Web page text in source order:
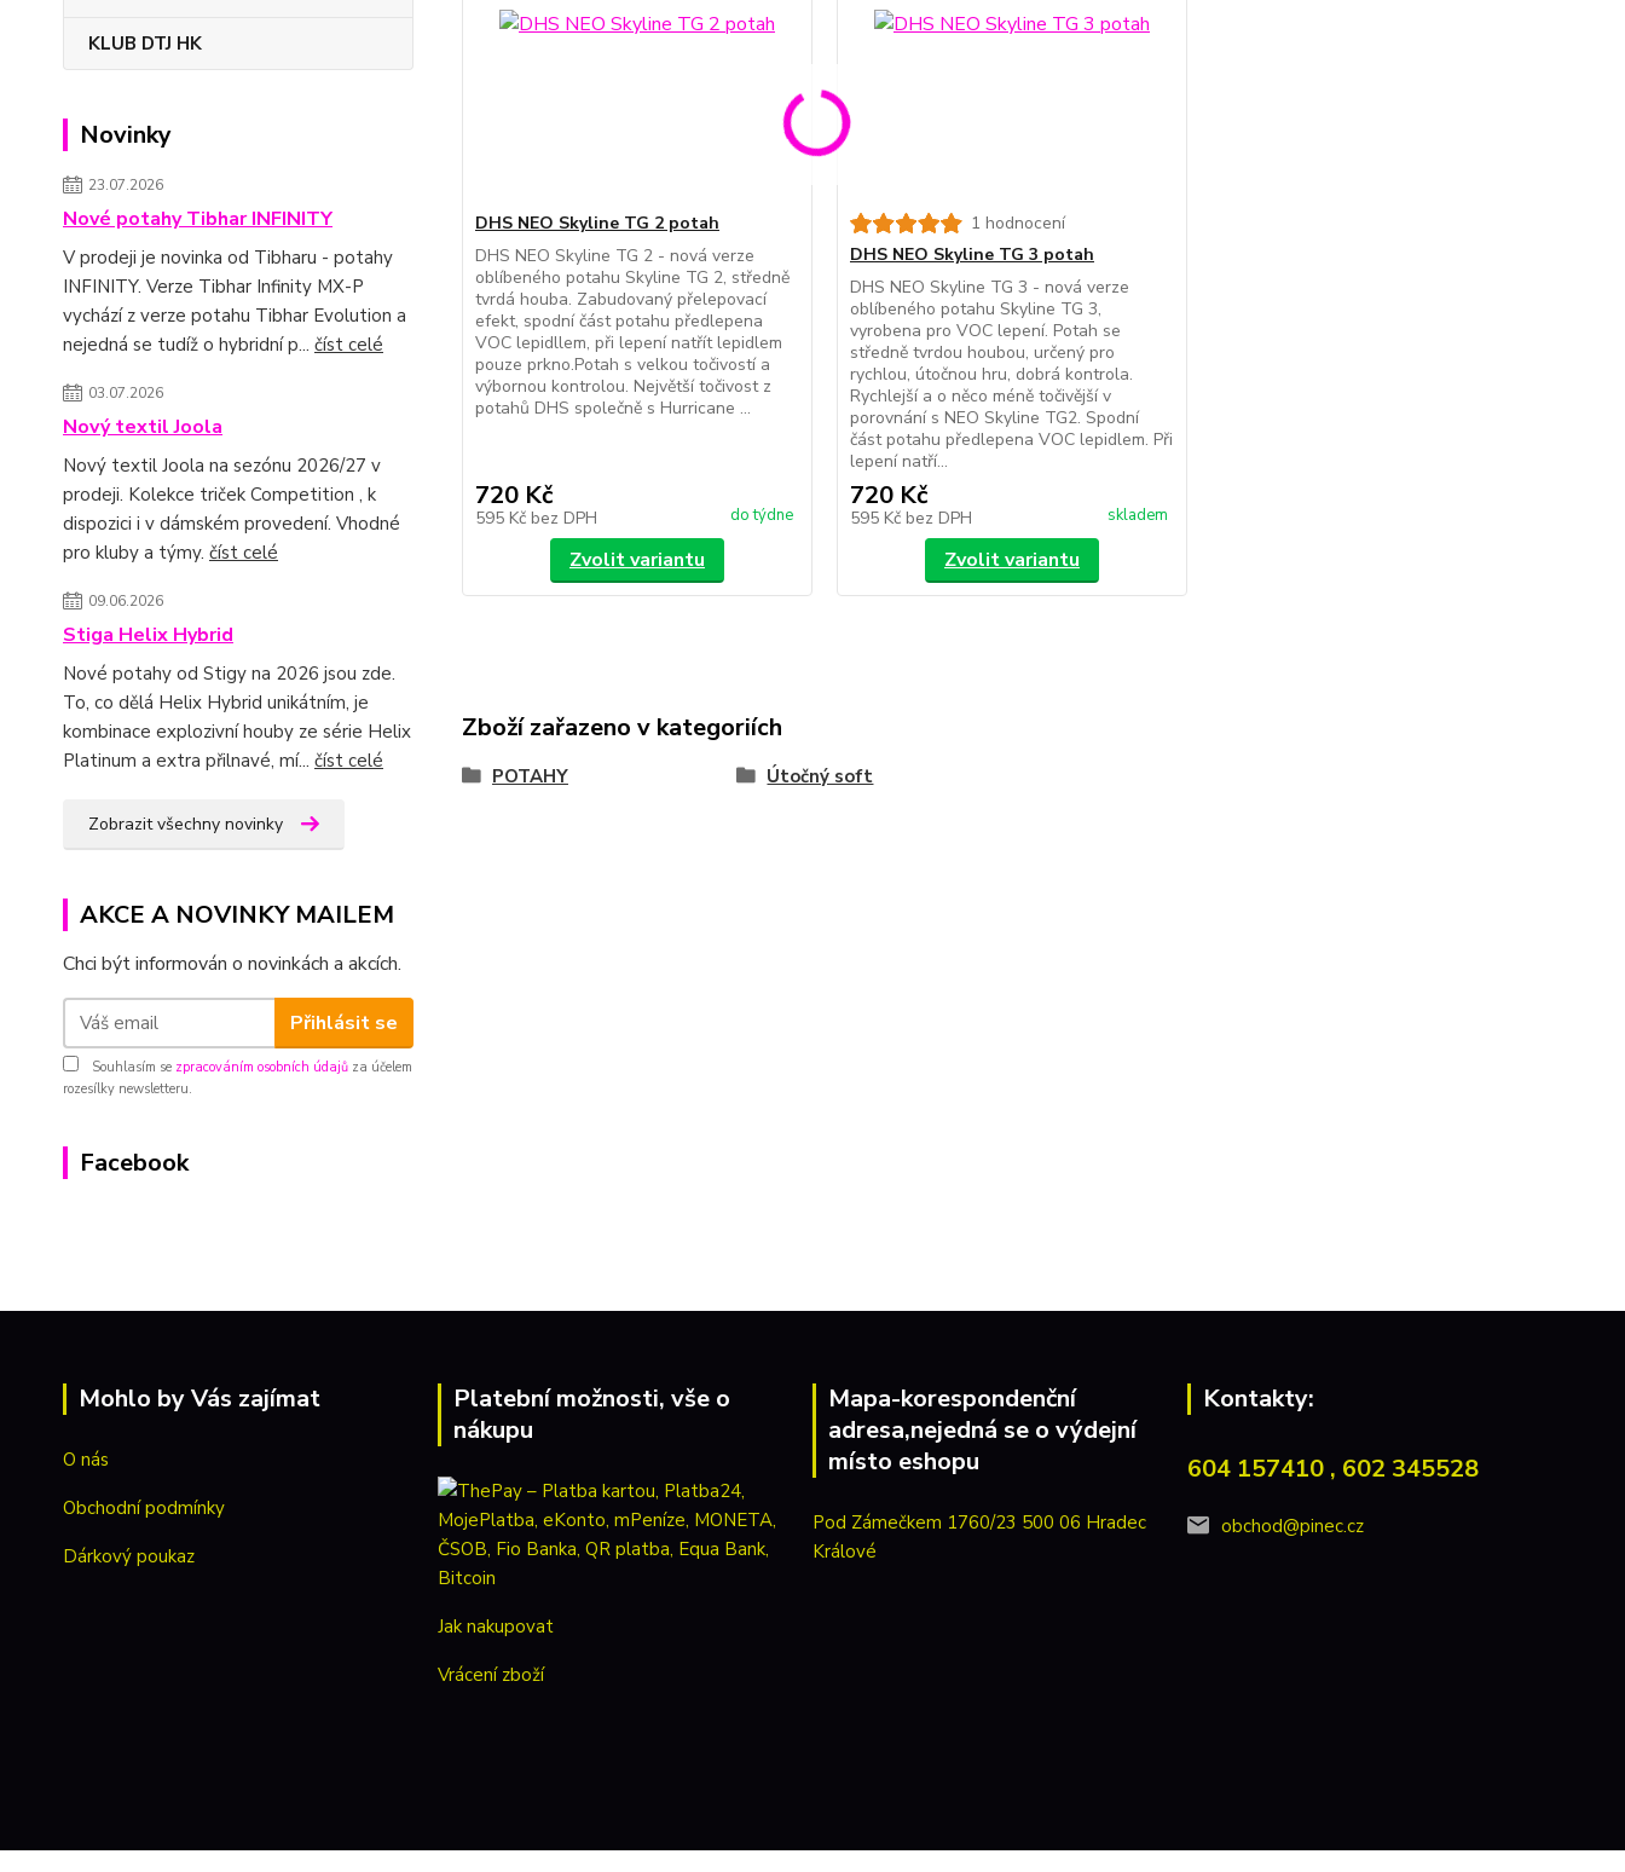
KLUB DTJ HK
Novinky
23.07.2026
Nové potahy Tibhar INFINITY
V prodeji je novinka od Tibharu - potahy
INFINITY. Verze Tibhar Infinity MX-P
vychází z verze potahu Tibhar Evolution a
nejedná se tudíž o hybridní p... číst celé
03.07.2026
Nový textil Joola
Nový textil Joola na sezónu 2026/27 v
prodeji. Kolekce triček Competition , k
dispozici i v dámském provedení. Vhodné
pro kluby a týmy. číst celé
09.06.2026
Stiga Helix Hybrid
Nové potahy od Stigy na 2026 jsou zde.
To, co dělá Helix Hybrid unikátním, je
kombinace explozivní houby ze série Helix
Platinum a extra přilnavé, mí... číst celé
Zobrazit všechny novinky
AKCE A NOVINKY MAILEM
Chci být informován o novinkách a akcích.
Přihlásit se
Souhlasím se zpracováním osobních údajů za účelem
rozesílky newsletteru.
Facebook
DHS NEO Skyline TG 2 potah
DHS NEO Skyline TG 2 - nová verze
oblíbeného potahu Skyline TG 2, středně
tvrdá houba. Zabudovaný přelepovací
efekt, spodní část potahu předlepena
VOC lepidllem, při lepení natřít lepidlem
pouze prkno.Potah s velkou točivostí a
výbornou kontrolou. Největší točivost z
potahů DHS společně s Hurricane ...
720 Kč
595 Kč bez DPH do týdne
Zvolit variantu
1 hodnocení
DHS NEO Skyline TG 3 potah
DHS NEO Skyline TG 3 - nová verze
oblíbeného potahu Skyline TG 3,
vyrobena pro VOC lepení. Potah se
středně tvrdou houbou, určený pro
rychlou, útočnou hru, dobrá kontrola.
Rychlejší a o něco méně točivější v
porovnání s NEO Skyline TG2. Spodní
část potahu předlepena VOC lepidlem. Při
lepení natří...
720 Kč
595 Kč bez DPH skladem
Zvolit variantu
Zboží zařazeno v kategoriích
POTAHY Útočný soft
Mohlo by Vás zajímat
O nás
Obchodní podmínky
Dárkový poukaz
Platební možnosti, vše o
nákupu
Jak nakupovat
Vrácení zboží
Mapa-korespondenční
adresa,nejedná se o výdejní
místo eshopu
Pod Zámečkem 1760/23 500 06 Hradec
Králové
Kontakty:
604 157410 , 602 345528
obchod@pinec.cz